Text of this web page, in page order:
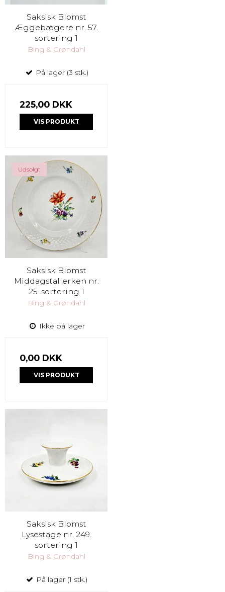
Saksisk Blomst
Æggebægere nr. 57.
sortering 1
Bing & Grøndahl
På lager (3 stk.)
225,00 DKK
VIS PRODUKT
Udsolgt
Saksisk Blomst
Middagstallerken nr.
25. sortering 1
Bing & Grøndahl
Ikke på lager
0,00 DKK
VIS PRODUKT
Saksisk Blomst
Lysestage nr. 249.
sortering 1
Bing & Grøndahl
På lager (1 stk.)